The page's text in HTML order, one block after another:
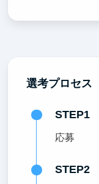
選考プロセス
STEP1
応募
STEP2